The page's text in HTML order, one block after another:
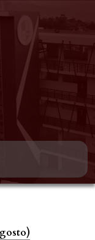
idioma actual es: